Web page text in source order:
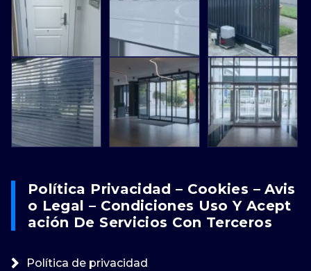
Política Privacidad – Cookies – Avis
O Legal – Condiciones Uso Y Acept
Ación De Servicios Con Terceros
Política de privacidad